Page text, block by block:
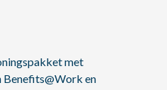
met
Benefits@Work en